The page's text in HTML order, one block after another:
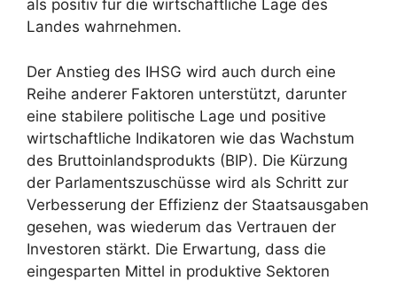
als positiv für die wirtschaftliche Lage des
Landes wahrnehmen.
Der Anstieg des IHSG wird auch durch eine
Reihe anderer Faktoren unterstützt, darunter
eine stabilere politische Lage und positive
wirtschaftliche Indikatoren wie das Wachstum
des Bruttoinlandsprodukts (BIP). Die Kürzung
der Parlamentszuschüsse wird als Schritt zur
Verbesserung der Effizienz der Staatsausgaben
gesehen, was wiederum das Vertrauen der
Investoren stärkt. Die Erwartung, dass die
eingesparten Mittel in produktive Sektoren